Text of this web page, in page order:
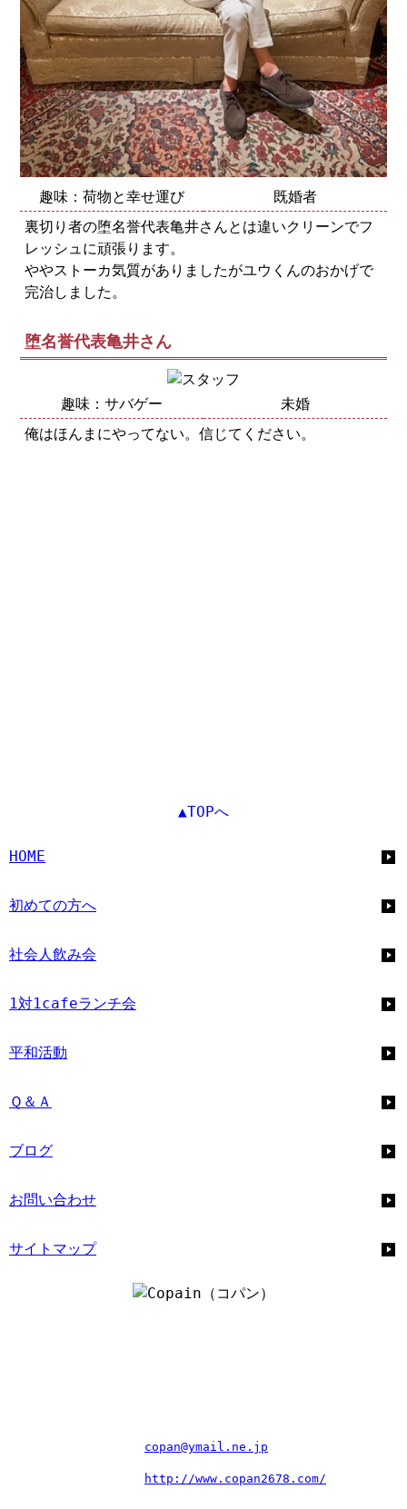
趣味：荷物と幸せ運び
既婚者
裏切り者の堕名誉代表亀井さんとは違いクリーンでフ
レッシュに頑張ります。
ややストーカ気質がありましたがユウくんのおかげで
完治しました。
堕名誉代表亀井さん
趣味：サバゲー
未婚
俺はほんまにやってない。信じてください。
▲TOPへ
HOME
初めての方へ
社会人飲み会
1対1cafeランチ会
平和活動
Ｑ＆Ａ
ブログ
お問い合わせ
サイトマップ
copan@ymail.ne.jp
http://www.copan2678.com/